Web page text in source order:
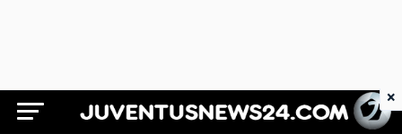
Juventus News 24
×